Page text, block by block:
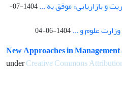
و بازاریابی» موفق به ...
1404-07-
علوم و ...1404-06-04
New Approaches in
underCreative Commons